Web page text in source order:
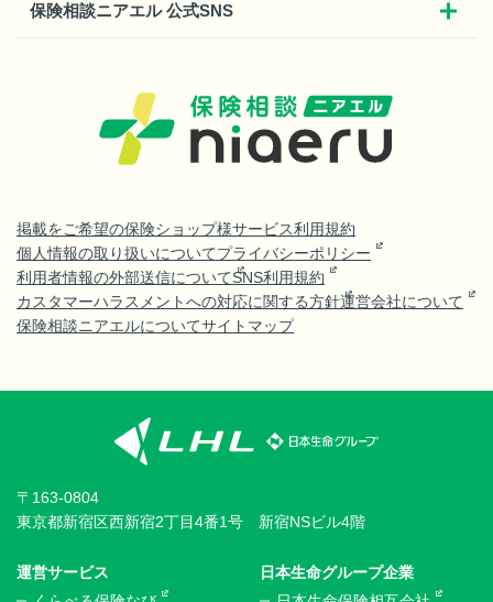
保険相談ニアエル 公式SNS
掲載をご希望の保険ショップ様サービス利用規約
個人情報の取り扱いについてプライバシーポリシー
利用者情報の外部送信についてSNS利用規約
カスタマーハラスメントへの対応に関する方針運営会社について
保険相談ニアエルについてサイトマップ
〒163-0804
東京都新宿区西新宿2丁目4番1号 新宿NSビル4階
運営サービス
日本生命グループ企業